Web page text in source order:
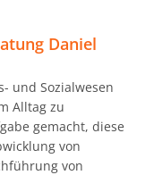
Daniel
und Sozialwesen
Alltag zu
gemacht, diese
von
von